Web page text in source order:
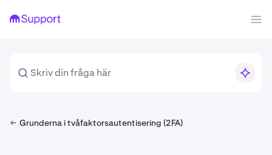
Grunderna i tvåfaktorsautentisering (2FA)